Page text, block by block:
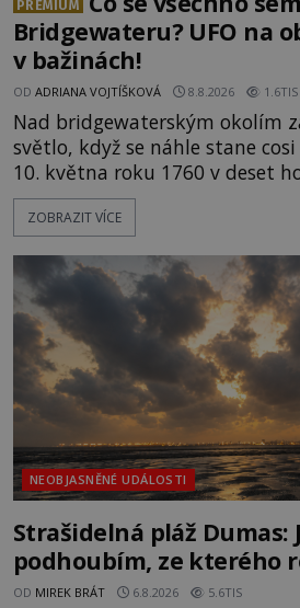
PREMIUM
Bridgewateru? UFO na
v bažinách!
OD ADRIANA VOJTÍŠKOVÁ 8.8.2026 1.6TIS
Nad bridgewaterským okolím
světlo, když se náhle stane cosi
10. května roku 1760 v deset
dojde k vůbec prvnímu
přeletu UFO. Podle záznamů vyzařuje takové
jen o nějaký optický klam,
právě vznáší mimozemská loď
ZOBRAZIT VÍCE
NEOBJASNĚNÉ UDÁLOSTI
Strašidelná pláž Dumas:
podhoubím, ze kterého
OD MIREK BRÁT 6.8.2026 5.6TIS